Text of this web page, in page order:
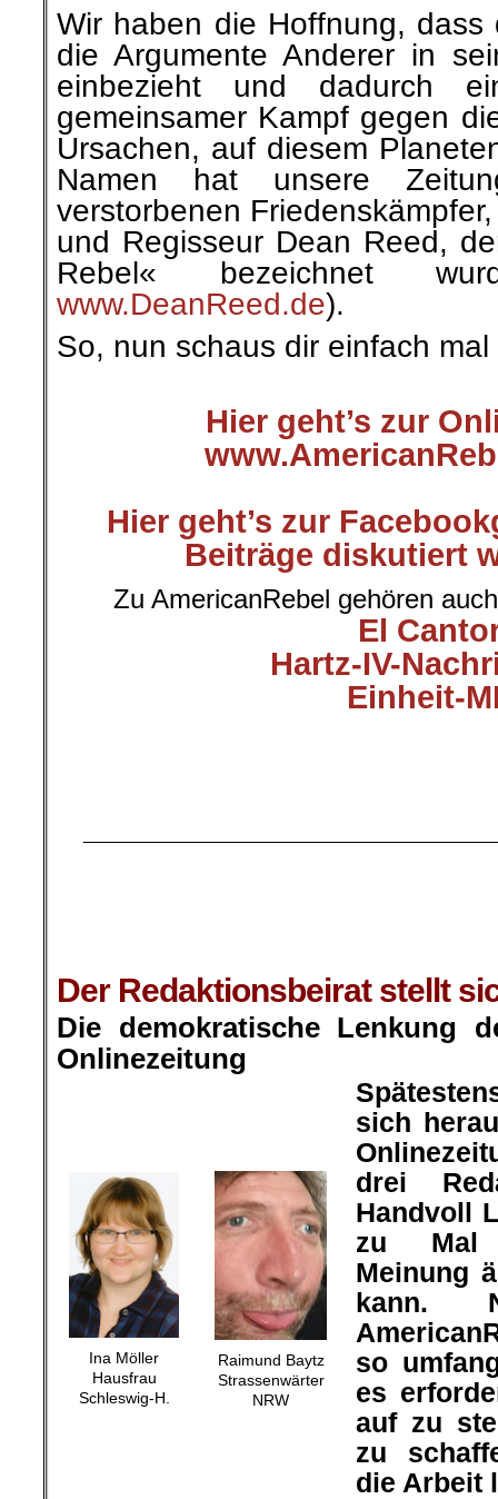
Wir haben die Hoffnung, dass
die Argumente Anderer in
einbezieht und dadurch
gemeinsamer Kampf gegen
Ursachen, auf diesem
Namen hat unsere
verstorbenen
und Regisseur Dean Reed,
Rebel« bezeichnet
www.DeanReed.de).
So, nun schaus dir einfach mal
Hier geht’s zur
Hier geht’s zur
Beiträge diskutiert
Zu AmericanRebel gehören
El
Hartz-IV-
Einheit-
Der Redaktionsbeirat stellt
Die demokratische Lenkung
Onlinezeitung
Ina Möller
Hausfrau
Schleswig-H.
Raimund Baytz
Strassenwärter
NRW
sich
drei
Handvoll
zu Mal
Meinung
kann.
so
es
auf zu
zu
die Arbeit